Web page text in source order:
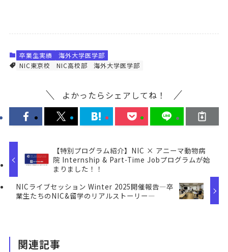
卒業生実績
海外大学医学部
NIC東京校
NIC高校部 海外大学医学部
よかったらシェアしてね！
【特別プログラム紹介】NIC × アニーマ動物病
院 Internship & Part-Time Jobプログラムが始
まりました！！
NICライブセッション Winter 2025開催報告―卒
業生たちのNIC&留学のリアルストーリー―
関連記事